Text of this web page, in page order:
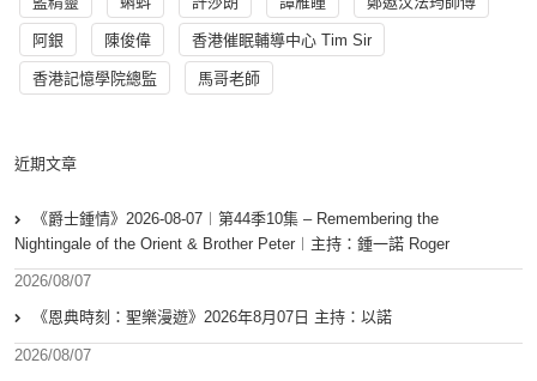
阿銀 陳俊偉 香港催眠輔導中心 Tim Sir
香港記憶學院總監 馬哥老師
近期文章
《爵士鍾情》2026-08-07︱第44季10集 – Remembering the
Nightingale of the Orient & Brother Peter︱主持：鍾一諾 Roger
2026/08/07
《恩典時刻：聖樂漫遊》2026年8月07日 主持：以諾
2026/08/07